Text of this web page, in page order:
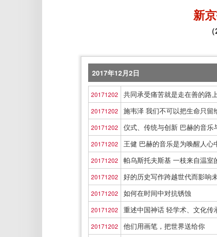
新
2017年12月2日
20171202 共同承受痛苦就是走在善的路
20171202 施韦泽 我们不可以把生命只留
20171202 仪式、传统与创新 巴赫的音乐
20171202 王健 巴赫的音乐是为唤醒人心
20171202 帕乌斯托夫斯基 一枝来自温室
20171202 好的历史写作跨越世代而影响
20171202 如何在时间中对抗锈蚀
20171202 重述中国神话 轻学术、文化传
20171202 他们用画笔，把世界送给你